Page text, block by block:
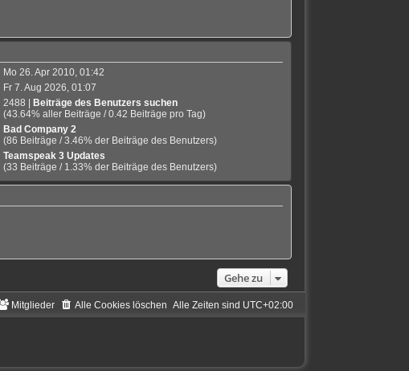
Mo 26. Apr 2010, 01:42
Fr 7. Aug 2026, 01:07
2488 |
Beiträge des Benutzers suchen
(43.64% aller Beiträge / 0.42 Beiträge pro Tag)
Bad Company 2
(86 Beiträge / 3.46% der Beiträge des Benutzers)
Teamspeak 3 Updates
(33 Beiträge / 1.33% der Beiträge des Benutzers)
Gehe zu
Alle Zeiten sind UTC+02:00
Alle Cookies löschen
Mitglieder